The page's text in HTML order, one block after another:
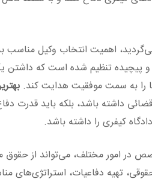
اهمیت انتخاب وکیل
و پیچیده تنظیم شده است که داشتن
را به سمت موفقیت هدایت کند.
داشته باشد، بلکه باید قدرت
کیفری را داشته باشد.
در امور مختلف، می‌تواند از حقوق
تهیه دفاعیات، استراتژی‌های